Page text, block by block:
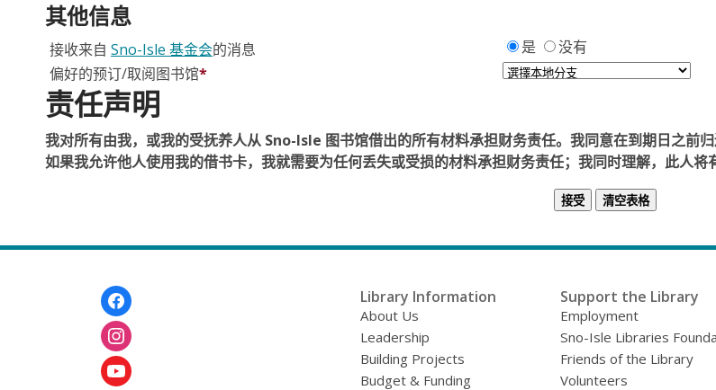
其他信息
接收来自 Sno-Isle 基金会的消息 是
没有
偏好的预订/取阅图书馆*
责任声明
我对所有由我，或我的受抚养人从 Sno-Isle 图书馆借出的所有材料承担财务责任。我同意在到期日之前
如果我允许他人使用我的借书卡，我就需要为任何丢失或受损的材料承担财务责任；我同时理解，此人将
Library Information
About Us
Leadership
Building Projects
Budget & Funding
Support the Library
Employment
Sno-Isle Libraries
Friends of the Library
Volunteers